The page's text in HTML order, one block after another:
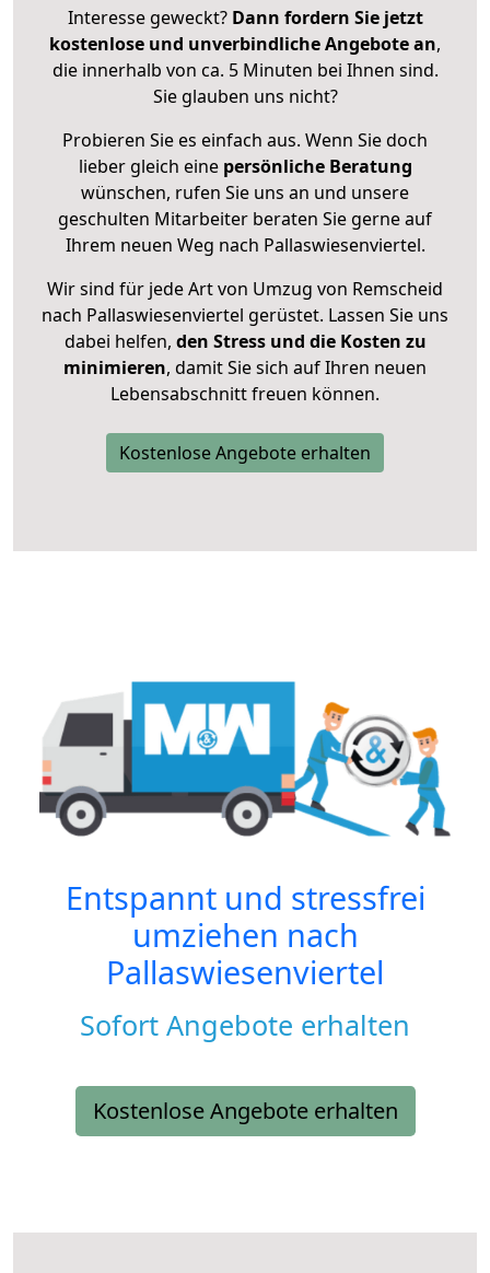
Interesse geweckt? Dann fordern Sie jetzt
kostenlose und unverbindliche Angebote an,
die innerhalb von ca. 5 Minuten bei Ihnen sind.
Sie glauben uns nicht?
Probieren Sie es einfach aus. Wenn Sie doch
lieber gleich eine persönliche Beratung
wünschen, rufen Sie uns an und unsere
geschulten Mitarbeiter beraten Sie gerne auf
Ihrem neuen Weg nach Pallaswiesenviertel.
Wir sind für jede Art von Umzug von Remscheid
nach Pallaswiesenviertel gerüstet. Lassen Sie uns
dabei helfen, den Stress und die Kosten zu
minimieren, damit Sie sich auf Ihren neuen
Lebensabschnitt freuen können.
Kostenlose Angebote erhalten
Entspannt und stressfrei
umziehen nach
Pallaswiesenviertel
Sofort Angebote erhalten
Kostenlose Angebote erhalten